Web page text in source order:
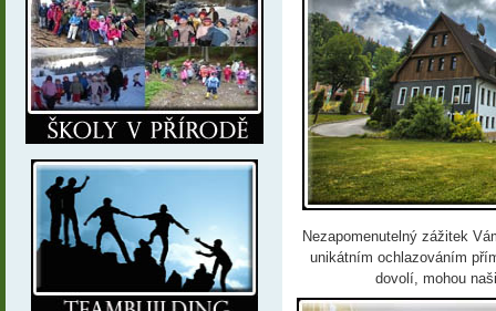
Nezapomenutelný zážitek
unikátním ochlazováním
dovolí, mohou